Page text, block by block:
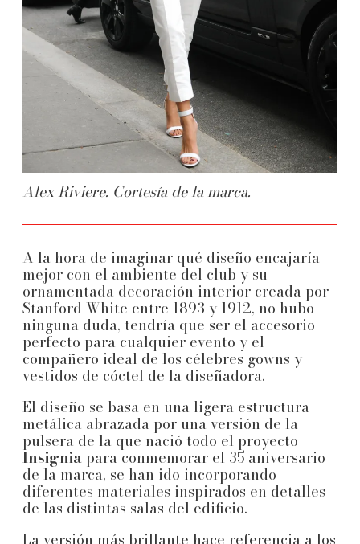
Alex Riviere. Cortesía de la marca.
A la hora de imaginar qué diseño encajaría
mejor con el ambiente del club y su
ornamentada decoración interior creada por
Stanford White entre 1893 y 1912, no hubo
ninguna duda, tendría que ser el accesorio
perfecto para cualquier evento y el
compañero ideal de los célebres gowns y
vestidos de cóctel de la diseñadora.
El diseño se basa en una ligera estructura
metálica abrazada por una versión de la
pulsera de la que nació todo el proyecto
Insignia para conmemorar el 35 aniversario
de la marca, se han ido incorporando
diferentes materiales inspirados en detalles
de las distintas salas del edificio.